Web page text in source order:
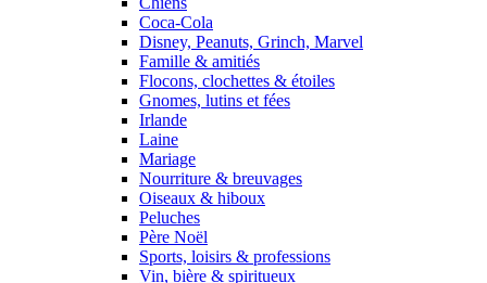
Coca-Cola
Disney, Peanuts, Grinch, Marvel
Famille & amitiés
Flocons, clochettes & étoiles
Gnomes, lutins et fées
Irlande
Laine
Mariage
Nourriture & breuvages
Oiseaux & hiboux
Peluches
Père Noël
Sports, loisirs & professions
Vin, bière & spiritueux